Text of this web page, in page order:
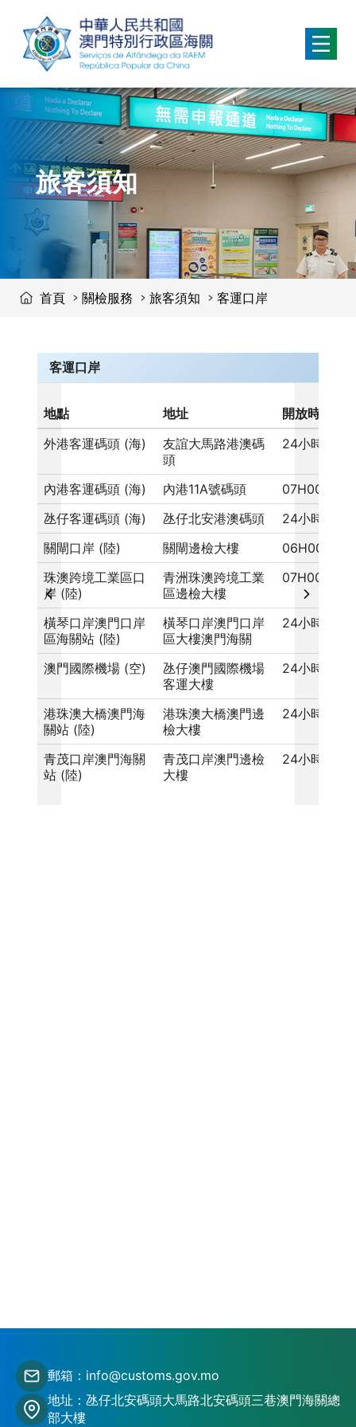
移動到内容區域
旅客須知
首頁 關檢服務 旅客須知 客運口岸
客運口岸
地點 地址
開放時間
外港客運碼頭 (海)
友誼大馬路港澳碼
頭
24小時
內港客運碼頭 (海) 內港11A號碼頭
07H00 -
氹仔客運碼頭 (海)
氹仔北安港澳碼頭
24小時
關閘口岸 (陸)
關閘邊檢大樓
06H00 -
珠澳跨境工業區口
岸 (陸)
青洲珠澳跨境工業
區邊檢大樓
07H00 -
橫琴口岸澳門口岸
區海關站 (陸)
橫琴口岸澳門口岸
區大樓澳門海關
24小時
澳門國際機場 (空)
氹仔澳門國際機場
客運大樓
24小時
港珠澳大橋澳門海
關站 (陸)
港珠澳大橋澳門邊
檢大樓
24小時
青茂口岸澳門海關
站 (陸)
青茂口岸澳門邊檢
大樓
24小時
郵箱：info@customs.gov.mo
地址：氹仔北安碼頭大馬路北安碼頭三巷澳門海關總
部大樓